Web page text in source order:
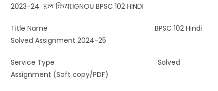
2023-24 हल किया.IGNOU BPSC 102 HINDI
Title Name BPSC 102 Hindi
Solved Assignment 2024-25
Service Type Solved
Assignment (Soft copy/PDF)